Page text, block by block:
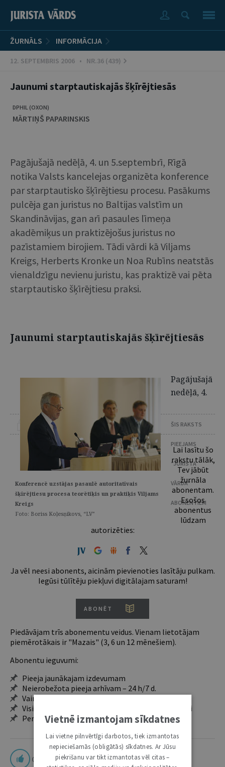
ŽURNĀLS INFORMĀCIJA
12. SEPTEMBRIS 2006 • NR.36 (439)
Jaunumi starptautiskajās šķīrējtiesās
DPHIL (OXON)
MĀRTIŅŠ PAPARINSKIS
Pagājušajā nedēļā, 4. un 5.septembrī, Rīgā
notika Valsts kancelejas organizēta konference
par starptautisko šķīrējtiesu procesu. Pasākums
pulcēja gan juristus no Baltijas valstīm un
Skandināvijas, gan arī pasau­les līmeņa
akadēmiķus un praktizējošus juristus no
pazīstamiem birojiem. Tādi vārdi kā Viljams
Kreigs, Herberts Kronke un Noa Rubīns neatstās
vienaldzīgu nevienu juristu, kas praktizē vai pēta
starptautisko šķīrējtiesu praksi.
Jaunumi starptautiskajās šķīrējtiesās
Konferencē uzstājas pasaulē autoritatīvais
šķīrējtiesu procesa teorētiķis un praktiķis Viljams
Kreigs
Foto: Boriss Koļesņikovs, “LV”
Pagājušajā
nedēļā, 4.
ŠIS RAKSTS
PIEEJAMS
“JURISTA
VĀRDA”
ABONENTIEM
Lai lasītu šo
rakstu tālāk,
Tev jābūt
žurnāla
abonentam.
Esošos
abonentus
lūdzam
autorizēties:
Ja vēl neesi abonents, aicinām pievienoties lasītāju pulkam.
Iegūsi tūlītēju piekļuvi digitālajam saturam!
ABONĒT
Piedāvājam trīs abonementu veidus. Vienam lietotājam
piemērotākais ir "Mazais" (3, 6 un 12 mēnešiem).
Abonentu ieguvumi:
Pieeja jaunākajam izdevumam
Neierobežota pieeja arhīvam – 24 h/7 d.
Vairāk nekā 18 000 rakstu un 2000 autoru
Visi tematiskie numuri un ikgadējie grāmatžurnāli
Personalizētās iespējas – piezīmes, citāti, mapes
0
Vietnē izmantojam sīkdatnes
Lai vietne pilnvērtīgi darbotos, tiek izmantotas
nepieciešamās (obligātās) sīkdatnes. Ar Jūsu
piekrišanu var tikt izmantotas vēl citas –